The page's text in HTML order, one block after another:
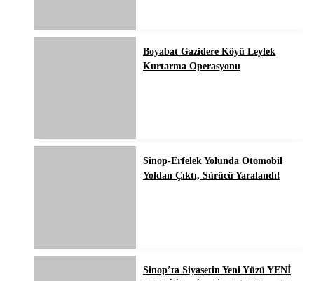
Boyabat Gazidere Köyü Leylek
Kurtarma Operasyonu
Sinop-Erfelek Yolunda Otomobil
Yoldan Çıktı, Sürücü Yaralandı!
Sinop’ta Siyasetin Yeni Yüzü YENİ